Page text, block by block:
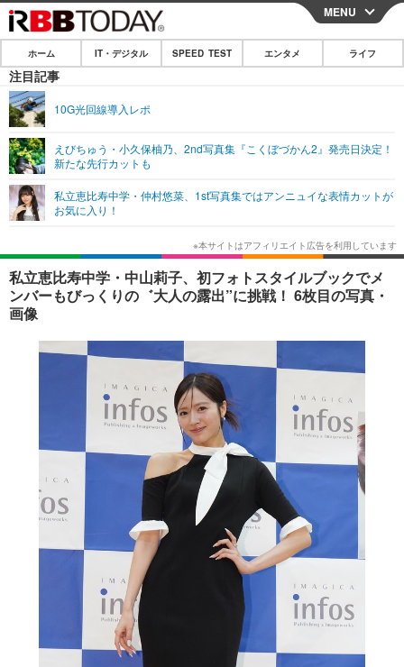
CLOSE
ホーム
IT・デジタル
ネタ
ショッピング その他
SPEED TEST
エンタメ
エンタメTOP
韓国・芸能
音楽 スポーツ
ショッピング
ライフ
ライフTOP グルメ
ペット ショッピング
リリース一覧
プッシュ通知の停止方法
MENU
ホーム IT・デジタル SPEED TEST エンタメ ライフ
注目記事
10G光回線導入レポ
えびちゅう・小久保柚乃、2nd写真集『こくぼづかん2』発売日決定！
新たな先行カットも
私立恵比寿中学・仲村悠菜、1st写真集ではアンニュイな表情カットが
お気に入り！
私立恵比寿中学・中山莉子、初フォトスタイルブックでメ
ンバーもびっくりの゛大人の露出”に挑戦！ 6枚目の写真・
画像